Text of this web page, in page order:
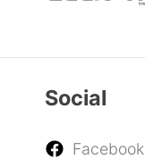
Social
Facebook